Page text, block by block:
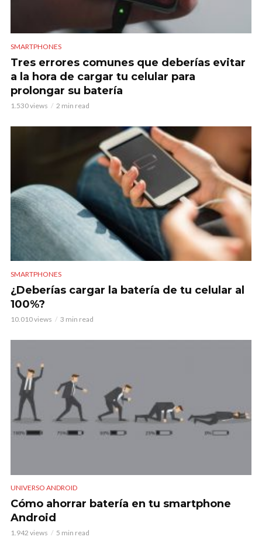
SMARTPHONES
Tres errores comunes que deberías evitar
a la hora de cargar tu celular para
prolongar su batería
1.530 views 2 min read
SMARTPHONES
¿Deberías cargar la batería de tu celular al
100%?
10.010 views 3 min read
UNIVERSO ANDROID
Cómo ahorrar batería en tu smartphone
Android
1.942 views 5 min read